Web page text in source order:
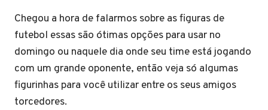
Chegou a hora de falarmos sobre as figuras de
futebol essas são ótimas opções para usar no
domingo ou naquele dia onde seu time está jogando
com um grande oponente, então veja só algumas
figurinhas para você utilizar entre os seus amigos
torcedores.